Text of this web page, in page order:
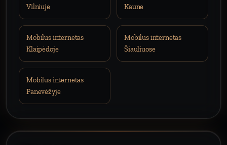
Vilniuje
Kaune
Mobilus internetas
Klaipėdoje
Mobilus internetas
Šiauliuose
Mobilus internetas
Panevėžyje